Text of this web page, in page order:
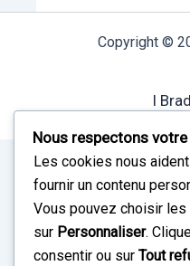
Copyright ©
I
Nous respectons votre
Les cookies nous
fournir un contenu
Vous pouvez choisir
sur Personnaliser.
consentir ou sur Tout